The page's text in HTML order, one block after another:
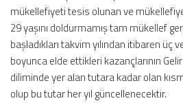
mükellefiyeti tesis olunan ve
29 yaşını doldurmamış tam mükellef
başladıkları takvim yılından itibaren üç
boyunca elde ettikleri kazançlarının
diliminde yer alan tutara kadar olan
olup bu tutar her yıl güncellenecektir.